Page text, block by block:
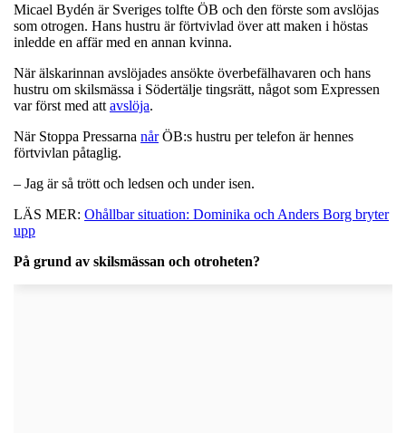
Micael Bydén är Sveriges tolfte ÖB och den förste som avslöjas
som otrogen. Hans hustru är förtvivlad över att maken i höstas
inledde en affär med en annan kvinna.
När älskarinnan avslöjades ansökte överbefälhavaren och hans
hustru om skilsmässa i Södertälje tingsrätt, något som Expressen
var först med att avslöja.
När Stoppa Pressarna nårÖB:s hustru per telefon är hennes
förtvivlan påtaglig.
– Jag är så trött och ledsen och under isen.
LÄS MER: Ohållbar situation: Dominika och Anders Borg bryter
upp
På grund av skilsmässan och otroheten?